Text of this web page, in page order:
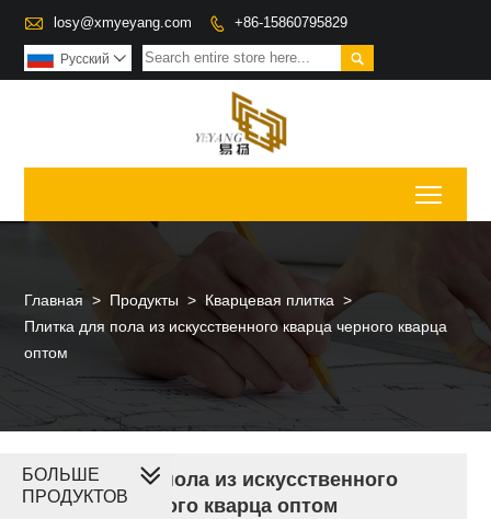
 losy@xmyeyang.com  +86-15860795829

Pусский 
Главная > Продукты > Кварцевая плитка >
Плитка для пола из искусственного кварца черного кварца
оптом
Плитка для пола из искусственного
кварца черного кварца оптом
БОЛЬШЕ
ПРОДУКТОВ